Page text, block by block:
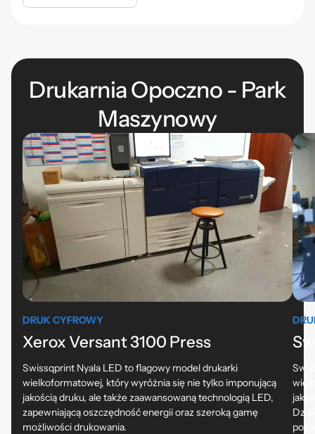
Drukarnia Opoczno - Park
Maszynowy
DRUK CYFROWY
Xerox Versant 3100 Press
Swissqprint Nyala LED to flagowy model drukarki
wielkoformatowej, który wyróżnia się nie tylko imponującą
jakością druku, ale także zaawansowaną technologią LED,
zapewniającą oszczędność energii oraz szeroką gamę
możliwości drukowania.